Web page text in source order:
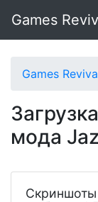
Games
Games
мода